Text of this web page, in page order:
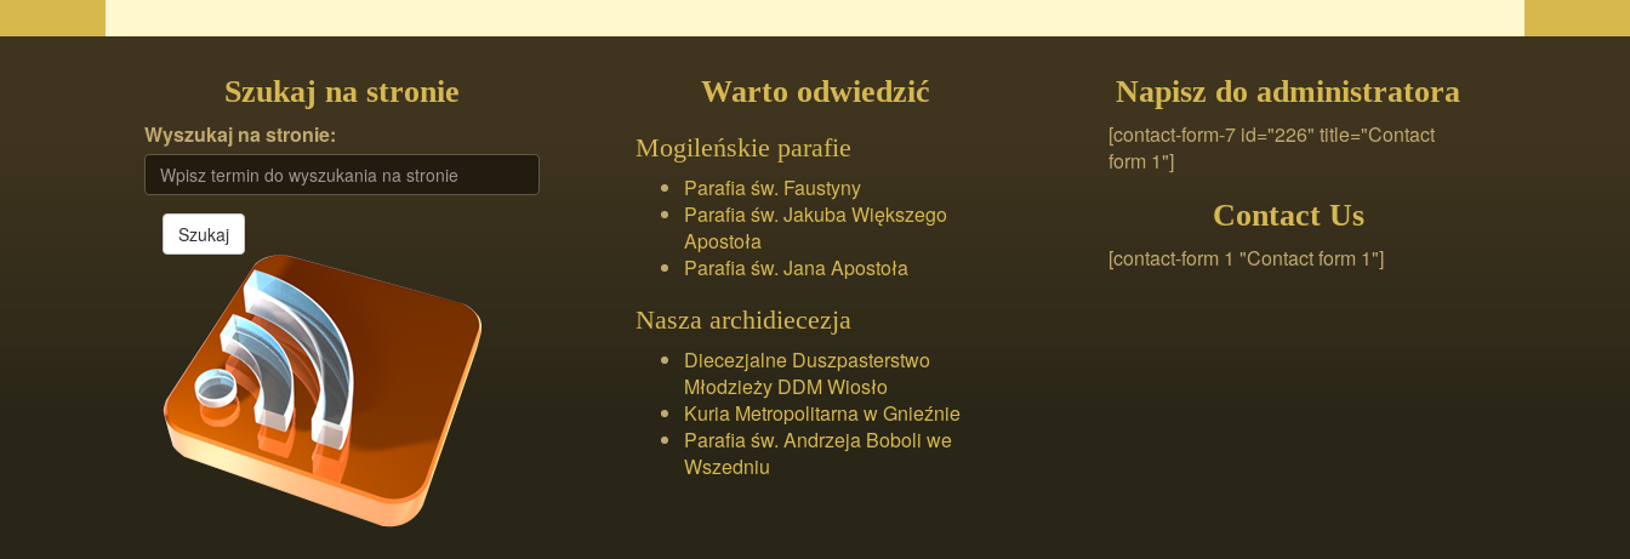
Szukaj na stronie
Wyszukaj na stronie:
Szukaj
Warto odwiedzić
Mogileńskie parafie
Parafia św. Faustyny
Parafia św. Jakuba Większego
Apostoła
Parafia św. Jana Apostoła
Nasza archidiecezja
Diecezjalne Duszpasterstwo
Młodzieży DDM Wiosło
Kuria Metropolitarna w Gnieźnie
Parafia św. Andrzeja Boboli we
Wszedniu
Napisz do administratora
[contact-form-7 id="226" title="Contact
form 1"]
Contact Us
[contact-form 1 "Contact form 1"]